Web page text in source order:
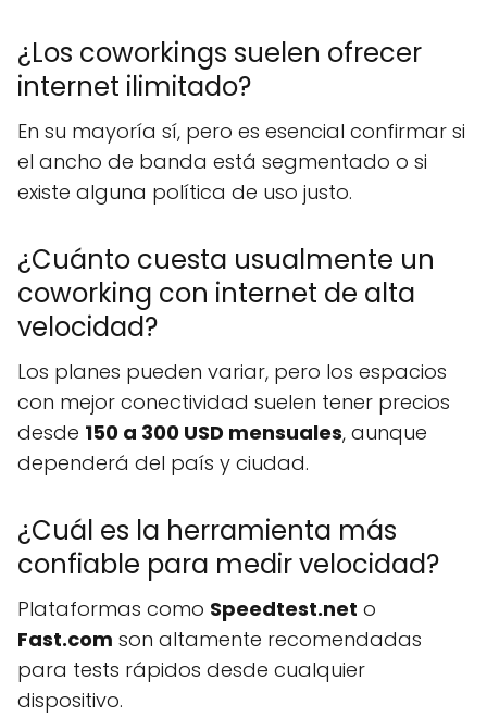
¿Los coworkings suelen ofrecer
internet ilimitado?
En su mayoría sí, pero es esencial confirmar si
el ancho de banda está segmentado o si
existe alguna política de uso justo.
¿Cuánto cuesta usualmente un
coworking con internet de alta
velocidad?
Los planes pueden variar, pero los espacios
con mejor conectividad suelen tener precios
desde 150 a 300 USD mensuales, aunque
dependerá del país y ciudad.
¿Cuál es la herramienta más
confiable para medir velocidad?
Plataformas como Speedtest.net o
Fast.com son altamente recomendadas
para tests rápidos desde cualquier
dispositivo.